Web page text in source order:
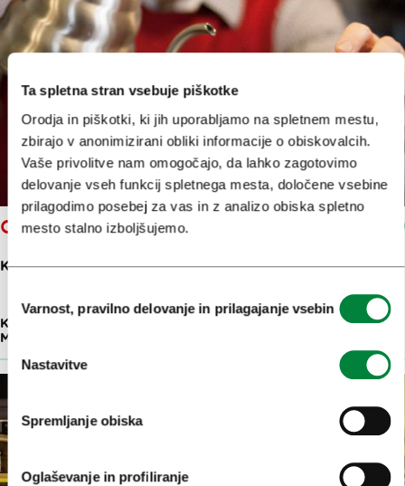
Ta spletna stran vsebuje piškotke
Orodja in piškotki, ki jih uporabljamo na spletnem mestu,
zbirajo v anonimizirani obliki informacije o obiskovalcih.
Vaše privolitve nam omogočajo, da lahko zagotovimo
delovanje vseh funkcij spletnega mesta, določene vsebine
prilagodimo posebej za vas in z analizo obiska spletno
mesto stalno izboljšujemo.
soglasja
Varnost, pravilno delovanje in prilagajanje vsebin
Nastavitve
Spremljanje obiska
Oglaševanje in profiliranje
CAFE ČOKL
KREKOV TRG 8
KAVARNE, SLAŠČIČARNE IN FINE
MESTNE PEKARNE
17 M